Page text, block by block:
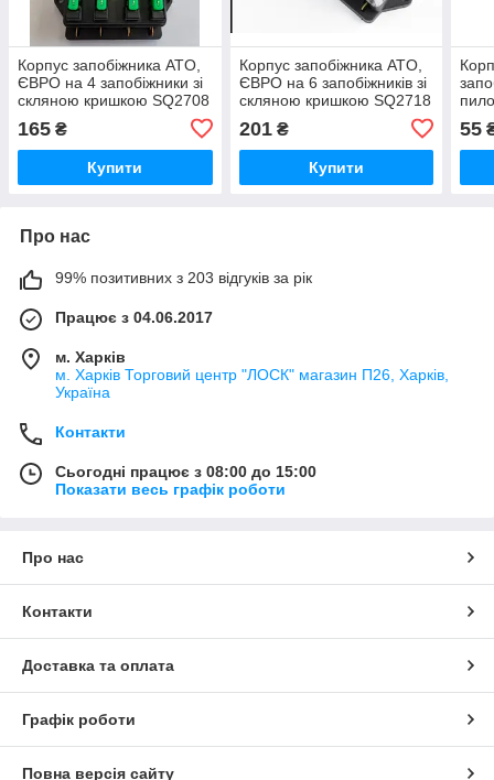
Корпус запобіжника ATO,
ЄВРО на 4 запобіжники зі
скляною кришкою SQ2708
165 ₴
Купити
Корпус запобіжника ATO,
ЄВРО на 6 запобіжників зі
скляною кришкою SQ2718
201₴
Купити
55
Про нас
99% позитивних з 203 відгуків за рік
Працює з 04.06.2017
м. Харків
м. Харків Торговий центр "ЛОСК" магазин П26, Харків,
Україна
Контакти
Сьогодні працює з 08:00 до 15:00
Показати весь графік роботи
Про нас
Контакти
Доставка та оплата
Графік роботи
Повна версія сайту